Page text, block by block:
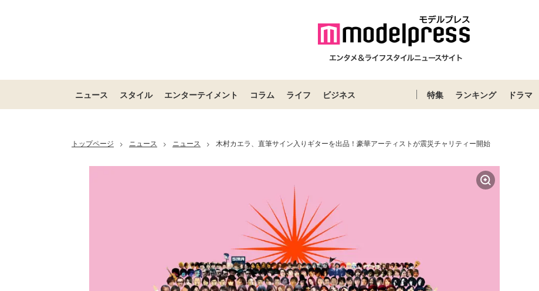
ニュース スタイル エンターテイメント コラム ライフ ビジネス 特集 ランキング ドラマ
トップページ > ニュース > ニュース > 木村カエラ、直筆サイン入りギターを出品！豪華アーティストが震災チャリティー開始